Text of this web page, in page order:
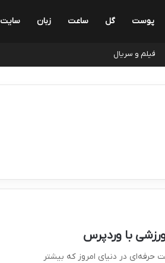
پوست گل ساعت زبان سایت
فیلم و سریال
با وردپرس
در دنیای امروز که بیشتر